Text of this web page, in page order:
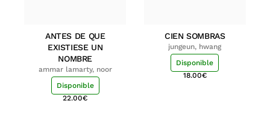
ANTES DE QUE
EXISTIESE UN
NOMBRE
ammar lamarty, noor
Disponible
22.00€
CIEN SOMBRAS
jungeun, hwang
Disponible
18.00€